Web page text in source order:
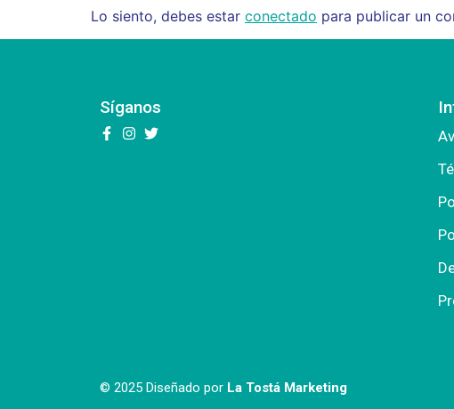
Lo siento, debes estar conectado para publicar un
Síganos
© 2025 Diseñado por La Tostá Marketing